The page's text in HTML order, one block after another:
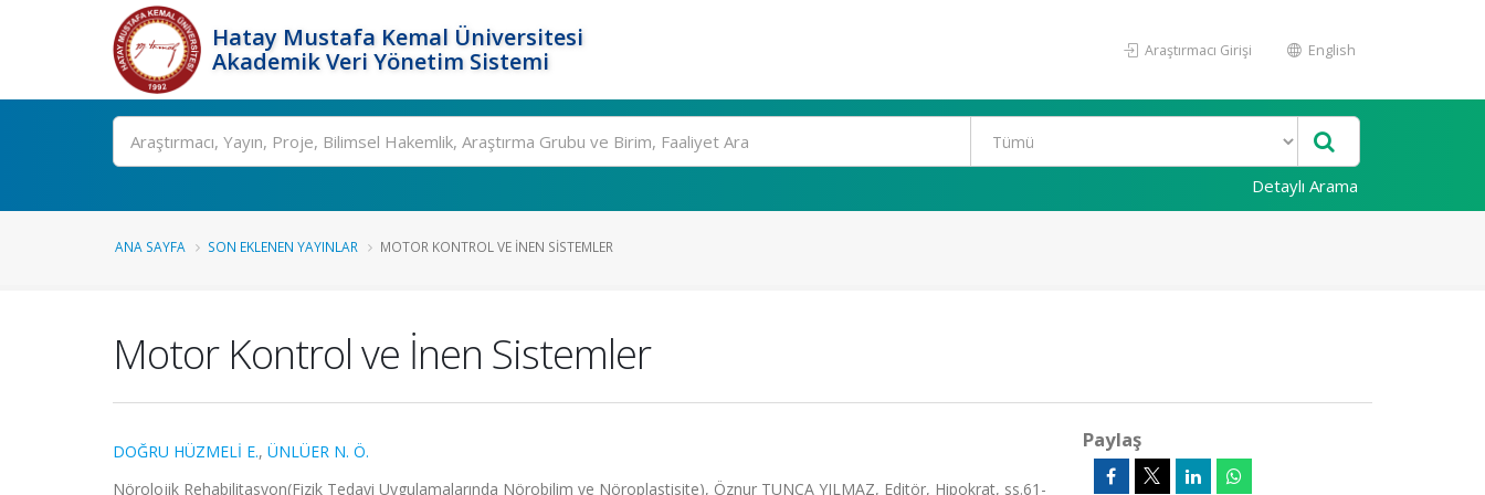
Hatay Mustafa Kemal Üniversitesi
Akademik Veri Yönetim Sistemi
Araştırmacı Girişi English
Ara
Detaylı Arama
ANA SAYFA SON EKLENEN YAYINLAR MOTOR KONTROL VE İNEN SISTEMLER
Motor Kontrol ve İnen Sistemler
DOĞRU HÜZMELİ E., ÜNLÜER N. Ö.
Nörolojik Rehabilitasyon(Fizik Tedavi Uygulamalarında Nörobilim ve Nöroplastisite), Öznur TUNCA YILMAZ, Editör, Hipokrat, ss.61-
Paylaş